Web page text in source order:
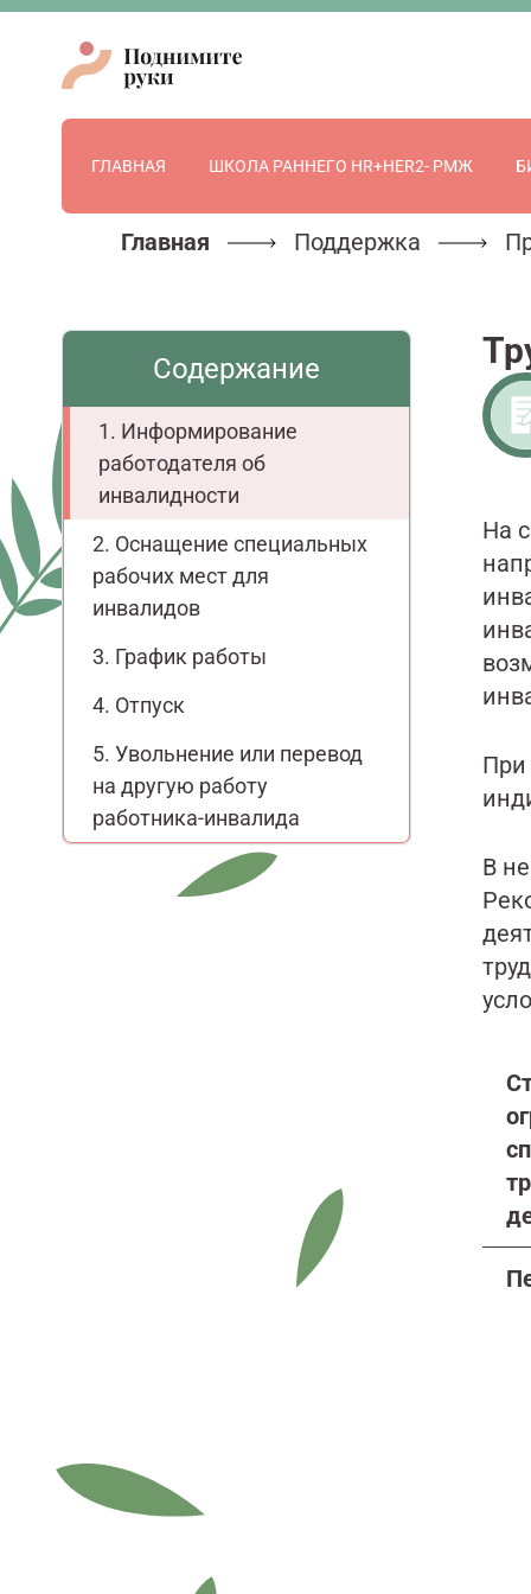
ГЛАВНАЯ ШКОЛА РАННЕГО HR+HER2- РМЖ
Главная Поддержка
Содержание
Информирование
работодателя об
инвалидности
Оснащение специальных
рабочих мест для
инвалидов
График работы
Отпуск
Увольнение или перевод
на другую работу
работника-инвалида
На
При
В